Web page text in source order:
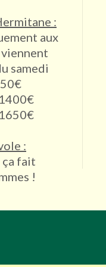
:
aux
samedi
:
ça fait
!